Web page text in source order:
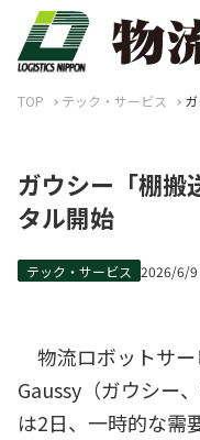
TOP テック・サービス
ガウシー「棚搬
タル開始
テック・サービス 2026/6/9
物流ロボットサ
Gaussy（ガウシー
は2日、一時的な需